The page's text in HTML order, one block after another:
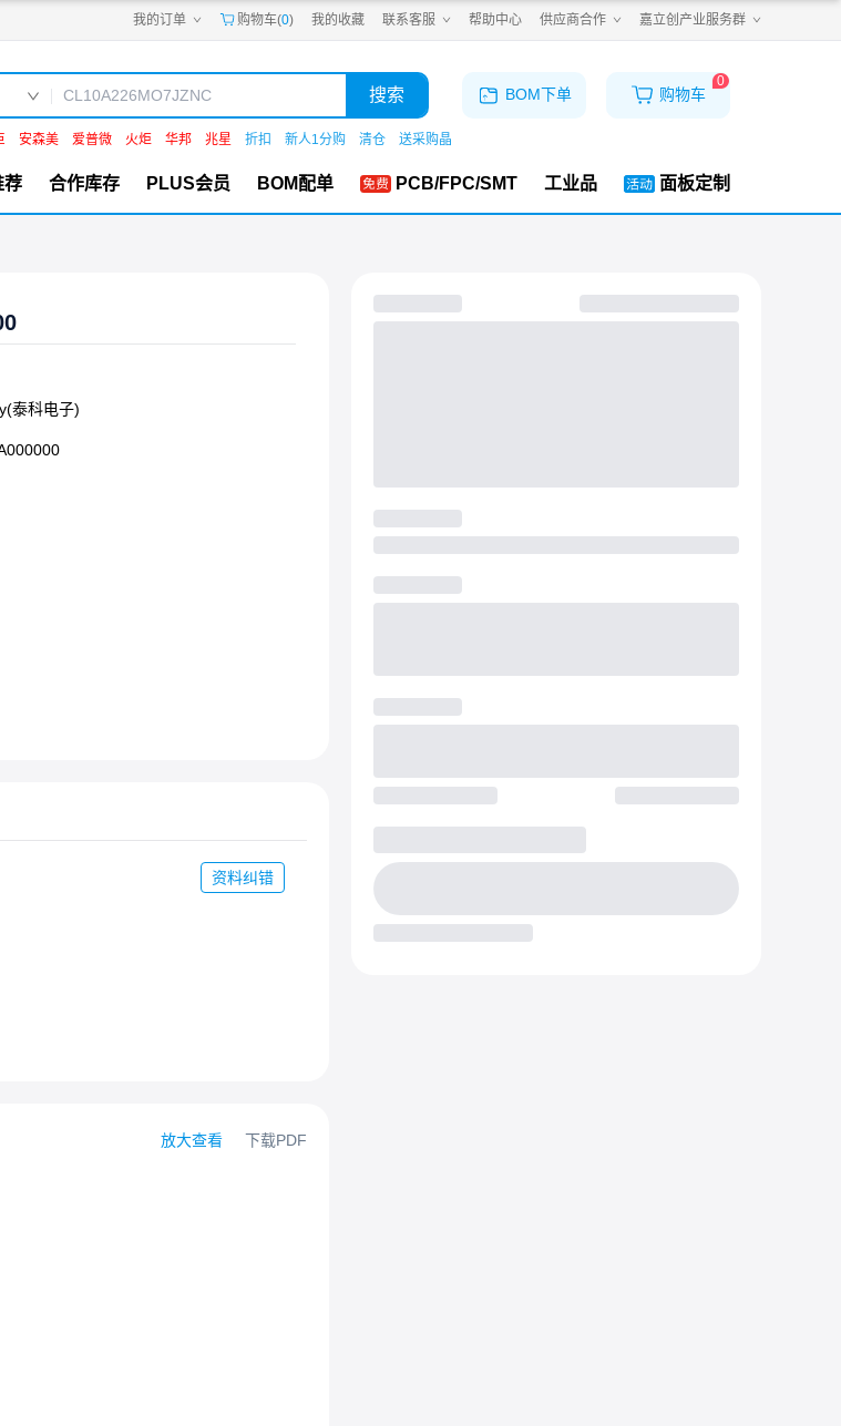
我的订单 购物车(0) 我的收藏 联系客服 帮助中心 供应商合作 嘉立创产业服务群
嘉立创PCB
嘉立创FA
机电工坊
搜索
安森美 爱普微 火炬 华邦 兆星 折扣 新人1分购 清仓 送采购晶
BOM下单 购物车
0
荐 合作库存 PLUS会员 BOM配单 PCB/FPC/SMT 工业品 面板定制
泰科电子)
资料纠错
放大查看 下载PDF